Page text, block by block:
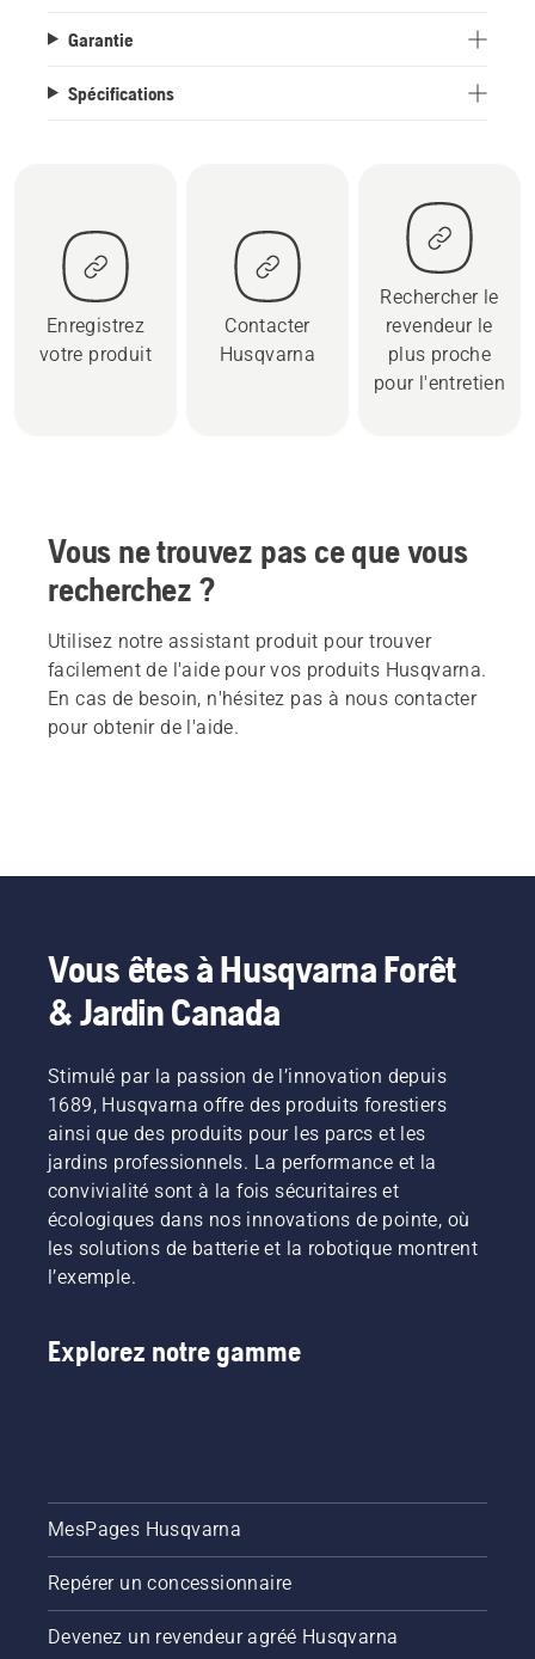
Garantie
Spécifications
Enregistrez
votre produit
Contacter
Husqvarna
Rechercher le
revendeur le
plus proche
pour l'entretien
Vous ne trouvez pas ce que vous
recherchez ?
Utilisez notre assistant produit pour trouver
facilement de l'aide pour vos produits Husqvarna.
En cas de besoin, n'hésitez pas à nous contacter
pour obtenir de l'aide.
Vous êtes à Husqvarna Forêt
& Jardin Canada
Stimulé par la passion de l’innovation depuis
1689, Husqvarna offre des produits forestiers
ainsi que des produits pour les parcs et les
jardins professionnels. La performance et la
convivialité sont à la fois sécuritaires et
écologiques dans nos innovations de pointe, où
les solutions de batterie et la robotique montrent
l’exemple.
Explorez notre gamme
MesPages Husqvarna
Repérer un concessionnaire
Devenez un revendeur agréé Husqvarna